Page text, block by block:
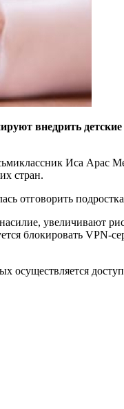
внедрить
Иса Арас
стран.
отговорить
увеличивают
блокировать VPN-
осуществляется